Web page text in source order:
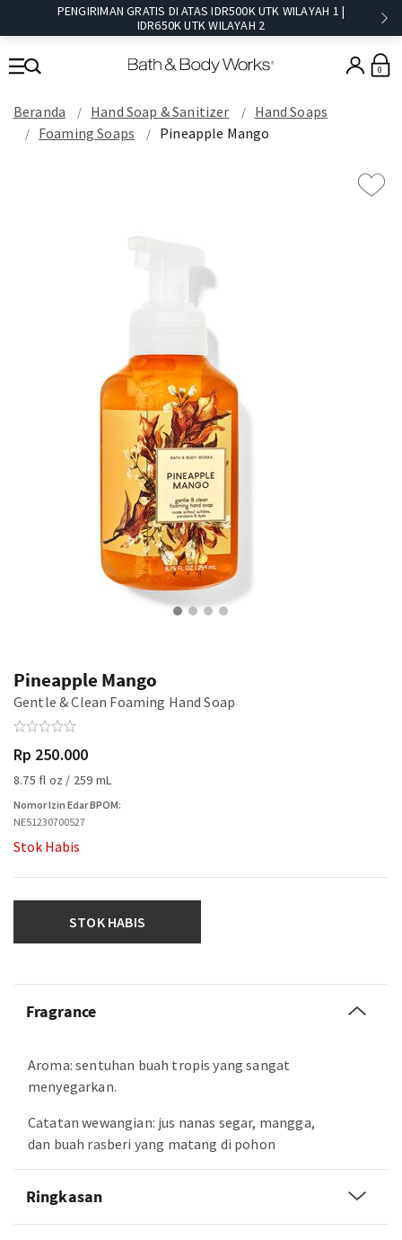
PENGIRIMAN GRATIS DI ATAS IDR500K UTK WILAYAH 1 |
IDR650K UTK WILAYAH 2​
0
Beranda Hand Soap & Sanitizer
Hand Soaps
Foaming Soaps
Pineapple Mango
Pineapple Mango
Gentle & Clean Foaming Hand Soap
Rp 250.000
8.75 fl oz / 259 mL
Nomor Izin Edar BPOM:
NE51230700527
Stok Habis
STOK HABIS
Fragrance
Aroma: sentuhan buah tropis yang sangat
menyegarkan.
Catatan wewangian: jus nanas segar, mangga,
dan buah rasberi yang matang di pohon
Ringkasan